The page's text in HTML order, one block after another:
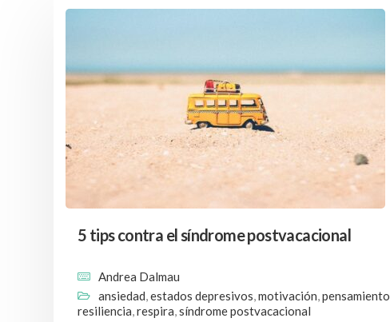
5 tips contra el síndrome postvacacional
Andrea Dalmau
ansiedad,estados depresivos,motivación,pensamiento
resiliencia,respira,síndrome postvacacional